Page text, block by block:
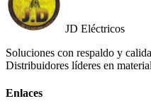
JD Eléctricos
Soluciones con respaldo y
Distribuidores líderes en
Enlaces